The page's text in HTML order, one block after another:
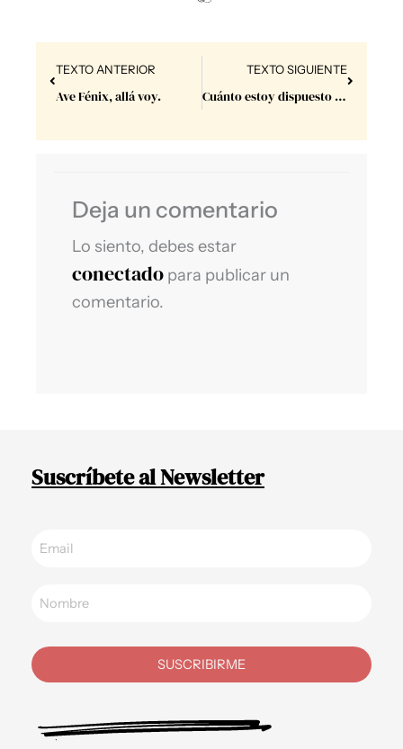
Prev
TEXTO ANTERIOR
Ave Fénix, allá voy.⁣
TEXTO SIGUIENTE
Cuánto estoy dispuesto a incomodarme?⁣
Next
Deja un comentario
Lo siento, debes estar
conectado para publicar un
comentario.
Suscríbete al Newsletter
SUSCRIBIRME